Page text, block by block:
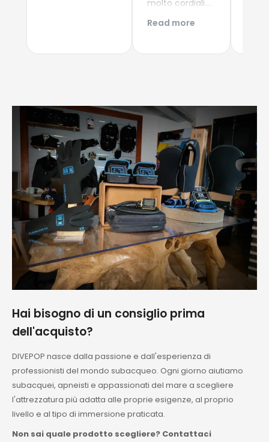
molto cordiali.
competitivi,
qualità e
perfetti!!!
Consigliatissimo
Read more
Hai bisogno di un consiglio prima
dell'acquisto?
DIVEPOP nasce dalla passione e dall'esperienza di
professionisti del mondo subacqueo. Ogni giorno aiutiamo
subacquei, apneisti e appassionati del mare a scegliere
l'attrezzatura più adatta alle proprie esigenze, al proprio
livello e al tipo di immersione praticata.
Non sai quale prodotto scegliere? Contattaci